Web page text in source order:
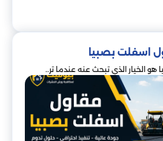
اسفلت بصبيا
الخيار الذي تبحث عنه عندما تر..